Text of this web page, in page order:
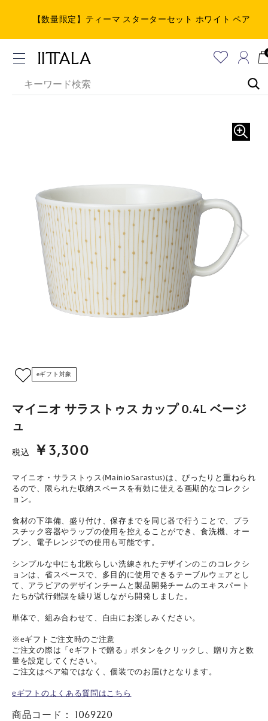
【数量限定】ティーマ スターターセット ホワイト ペア
eギフト対象
マイニオ サラストゥス カップ 0.4L ベージ
ュ
税込 ￥3,300
マイニオ・サラストゥス(MainioSarastus)は、ぴったりと重ねられ
るので、限られた収納スペースを有効に使える画期的なコレクシ
ョン。
食材の下準備、盛り付け、保存までを同じ器で行うことで、プラ
スチック容器やラップの使用を控えることができ、食洗機、オー
ブン、電子レンジでの使用も可能です。
シンプルな中にも北欧らしい洗練されたデザインのこのコレクシ
ョンは、省スペースで、多目的に使用できるテーブルウェアとし
て、アラビアのデザインチームと製品開発チームのエキスパート
たちが試行錯誤を繰り返しながら開発しました。
単体で、組み合わせて、自由にお楽しみください。
※eギフトご注文時のご注意
ご注文の際は「eギフトで贈る」ボタンをクリックし、贈り方と数
量を設定してください。
ご注文はペア箱ではなく、個装でのお届けとなります。
eギフトのよくある質問はこちら
商品コード： 1069220